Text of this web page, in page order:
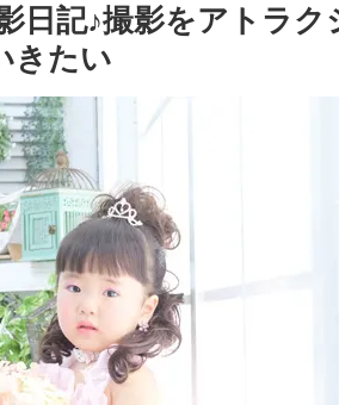
日記♪撮影をアトラ
きたい